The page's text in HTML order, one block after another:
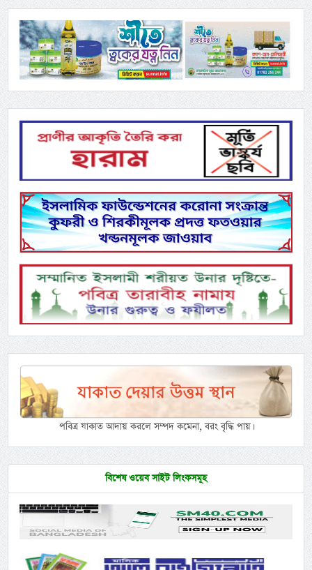
পবিত্র যাকাত আদায় করলে সম্পদ কমেনা, বরং বৃদ্ধি পায়।
বিশেষ ওয়েব সাইট লিংকসমূহ